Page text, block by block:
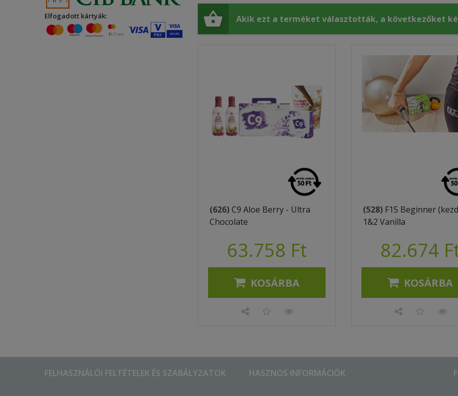
Elfogadott kártyák: Akik ezt a terméket választották, a következőket
(626)C9 Aloe Berry - Ultra
Chocolate
63.758 Ft
KOSÁRBA
(528) F15 Beginner
1&2 Vanilla
82.674
KOSÁRBA
FELHASZNÁLÓI FELTÉTELEK ÉS SZABÁLYZATOK HASZNOS INFORMÁCIÓK